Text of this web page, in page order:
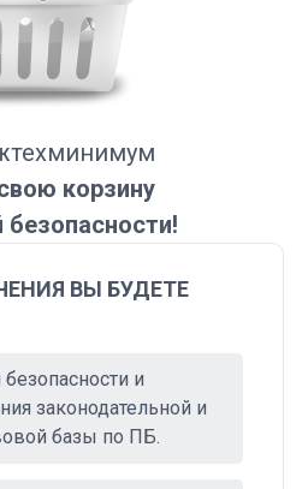
корзину
ВЫ БУДЕТЕ
и
законодательной и
базы по ПБ.